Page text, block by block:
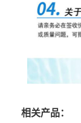
相关产品：